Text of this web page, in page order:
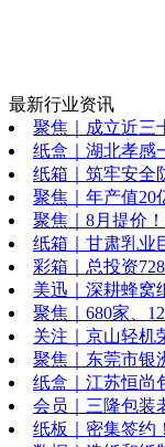
最新行业资讯
聚焦｜成立近
纸盒｜湖北孝感
纸箱｜筑牢安全
聚焦｜年产值20
聚焦｜8月提价
纸箱｜甘肃乳业
彩箱｜总投资
美迅｜深耕蜂窝
聚焦｜680家、
关注｜京山轻机
聚焦｜东莞市银
纸盒｜江苏恒尚
会员｜三隆包
纸板｜密集签约